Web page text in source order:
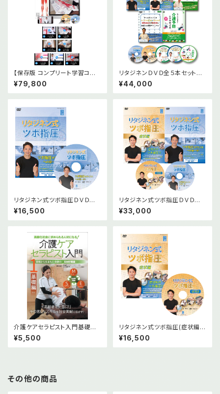
【保存版 コンプリート学習コー
ス】解剖経穴タオル 前後面2枚
＋オンライン教材(基礎編2本・
実技篇5本)＋DVD2本セット
¥79,800
リタジネンＤＶＤ全５本セット＆
オンライン版(小冊子３冊付)
¥44,000
リタジネン式ツボ指圧ＤＶＤ版＆
オンライン版
¥16,500
リタジネン式ツボ指圧ＤＶＤ版２
本セット＆オンライン版（小冊子
１冊付）
¥33,000
介護ケアセラピスト入門基礎編
DVD
¥5,500
リタジネン式ツボ指圧(症状編)
ＤＶＤ版＆オンライン版
¥16,500
その他の商品